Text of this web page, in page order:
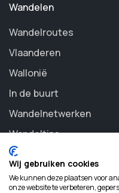
Wandelen
Wandelroutes
Vlaanderen
Wallonië
In de buurt
Wandelnetwerken
Wandeltips
Wij gebruiken cookies
We kunnen deze plaatsen voor
onze website te verbeteren,